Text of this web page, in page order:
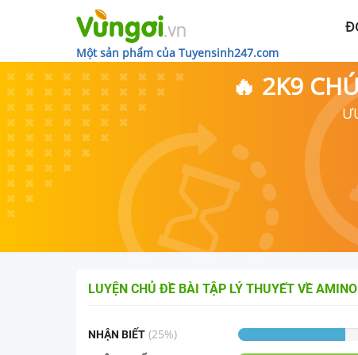
Một sản phẩm của Tuyensinh247.com
🔥 2K9
LUYỆN CHỦ ĐỀ BÀI TẬP LÝ THUYẾT VỀ
NHẬN BIẾT (25%)